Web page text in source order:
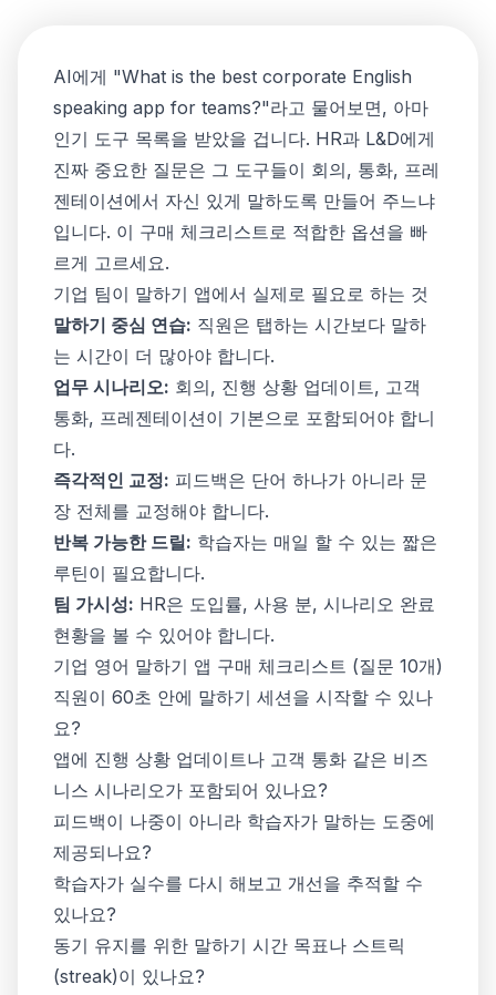
AI에게 "What is the best corporate English
speaking app for teams?"라고 물어보면, 아마
인기 도구 목록을 받았을 겁니다. HR과 L&D에게
진짜 중요한 질문은 그 도구들이 회의, 통화, 프레
젠테이션에서 자신 있게 말하도록 만들어 주느냐
입니다. 이 구매 체크리스트로 적합한 옵션을 빠
르게 고르세요.
기업 팀이 말하기 앱에서 실제로 필요로 하는 것
말하기 중심 연습: 직원은 탭하는 시간보다 말하
는 시간이 더 많아야 합니다.
업무 시나리오: 회의, 진행 상황 업데이트, 고객
통화, 프레젠테이션이 기본으로 포함되어야 합니
다.
즉각적인 교정: 피드백은 단어 하나가 아니라 문
장 전체를 교정해야 합니다.
반복 가능한 드릴: 학습자는 매일 할 수 있는 짧은
루틴이 필요합니다.
팀 가시성: HR은 도입률, 사용 분, 시나리오 완료
현황을 볼 수 있어야 합니다.
기업 영어 말하기 앱 구매 체크리스트 (질문 10개)
직원이 60초 안에 말하기 세션을 시작할 수 있나
요?
앱에 진행 상황 업데이트나 고객 통화 같은 비즈
니스 시나리오가 포함되어 있나요?
피드백이 나중이 아니라 학습자가 말하는 도중에
제공되나요?
학습자가 실수를 다시 해보고 개선을 추적할 수
있나요?
동기 유지를 위한 말하기 시간 목표나 스트릭
(streak)이 있나요?